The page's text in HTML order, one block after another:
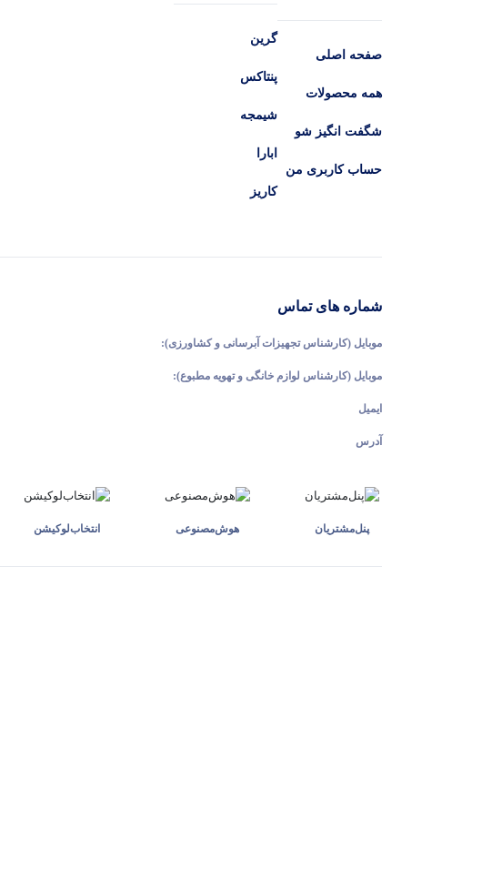
صفحه اصلی
همه محصولات
شگفت انگیز شو
حساب کاربری من
گرین
پنتاکس
شیمجه
ابارا
کاریز
شماره های تماس
موبایل (کارشناس تجهیزات آبرسانی و کشاورزی):
موبایل (کارشناس لوازم خانگی و تهویه مطبوع):
ایمیل
آدرس
پنل‌مشتریان هوش‌مصنوعی انتخاب‌لوکیشن